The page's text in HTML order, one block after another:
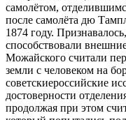
самолётом,
после самолёта дю
1874 году.
способствовали
Можайского считали
земли с человеком на
советскиероссийские
достоверности
продолжая при этом